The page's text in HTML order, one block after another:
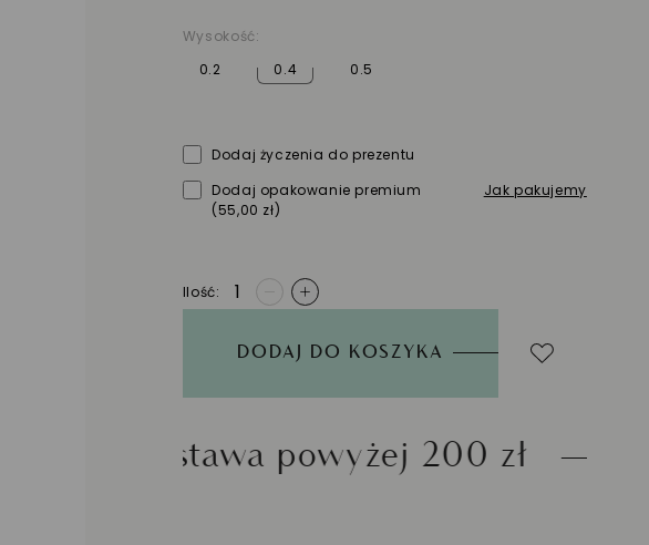
Wysokość:
0.2
0.4 0.5
Dodaj życzenia do prezentu
Dodaj opakowanie premium
(55,00 zł)
Jak pakujemy
Ilość +
DODAJ DO KOSZYKA
powyżej 200 zł Możliwość